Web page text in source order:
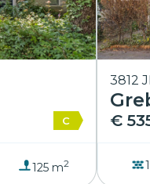
C
125 m2
3812
€